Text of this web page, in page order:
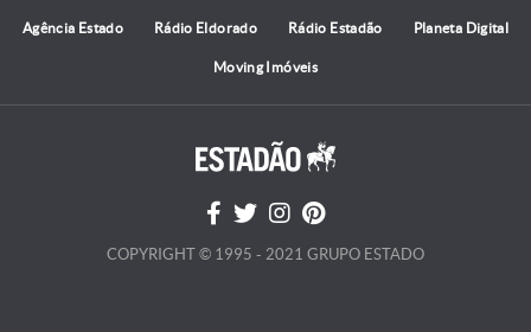
Agência Estado Rádio Eldorado Rádio Estadão Planeta Digital
Moving Imóveis
COPYRIGHT © 1995 - 2021 GRUPO ESTADO